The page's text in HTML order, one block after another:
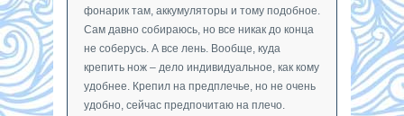
фонарик там, аккумуляторы и тому подобное.
Сам давно собираюсь, но все никак до конца
не соберусь. А все лень. Вообще, куда
крепить нож – дело индивидуальное, как кому
удобнее. Крепил на предплечье, но не очень
удобно, сейчас предпочитаю на плечо.